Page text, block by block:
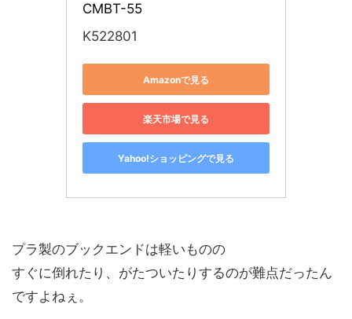
CMBT-55
K522801
Amazonで見る
楽天市場で見る
Yahoo!ショッピングで見る
プラ製のブックエンドは軽いものの
すぐに倒れたり、がたついたりするのが難点だったん
ですよねぇ。